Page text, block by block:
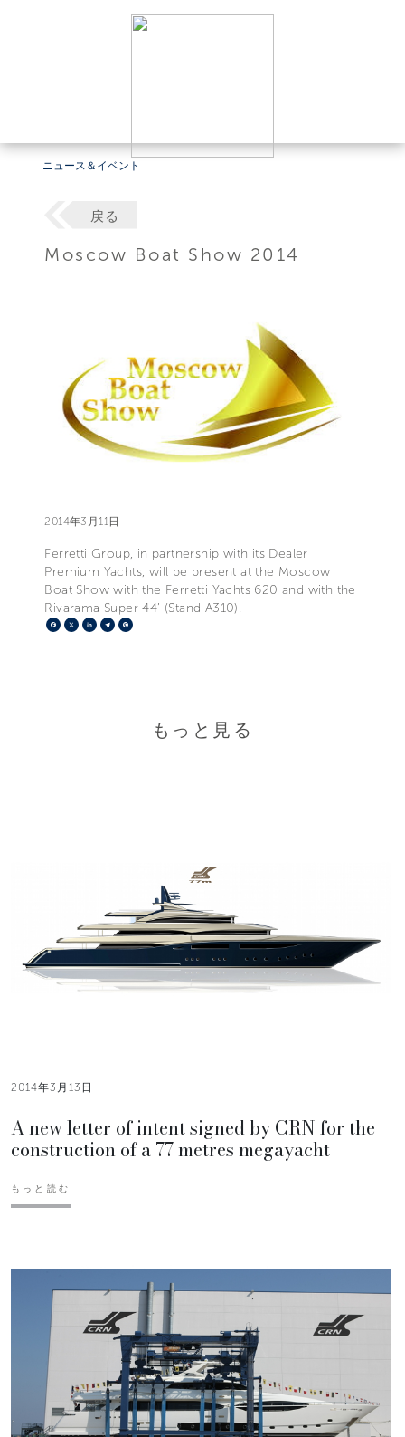
ニュース＆イベント
戻る
Moscow Boat Show 2014
2014年3月11日
Ferretti Group, in partnership with its Dealer
Premium Yachts, will be present at the Moscow
Boat Show with the Ferretti Yachts 620 and with the
Rivarama Super 44’ (Stand A310).
Facebook
X LinkedIn
Telegram
もっと見る
2014年3月13日
A new letter of intent signed by CRN for the
construction of a 77 metres megayacht
もっと読む